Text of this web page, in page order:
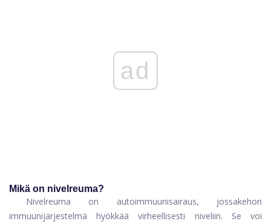
ad
Mikä on nivelreuma?
Nivelreuma on autoimmuunisairaus, jossakehon
immuunijärjestelmä hyökkää virheellisesti niveliin. Se voi